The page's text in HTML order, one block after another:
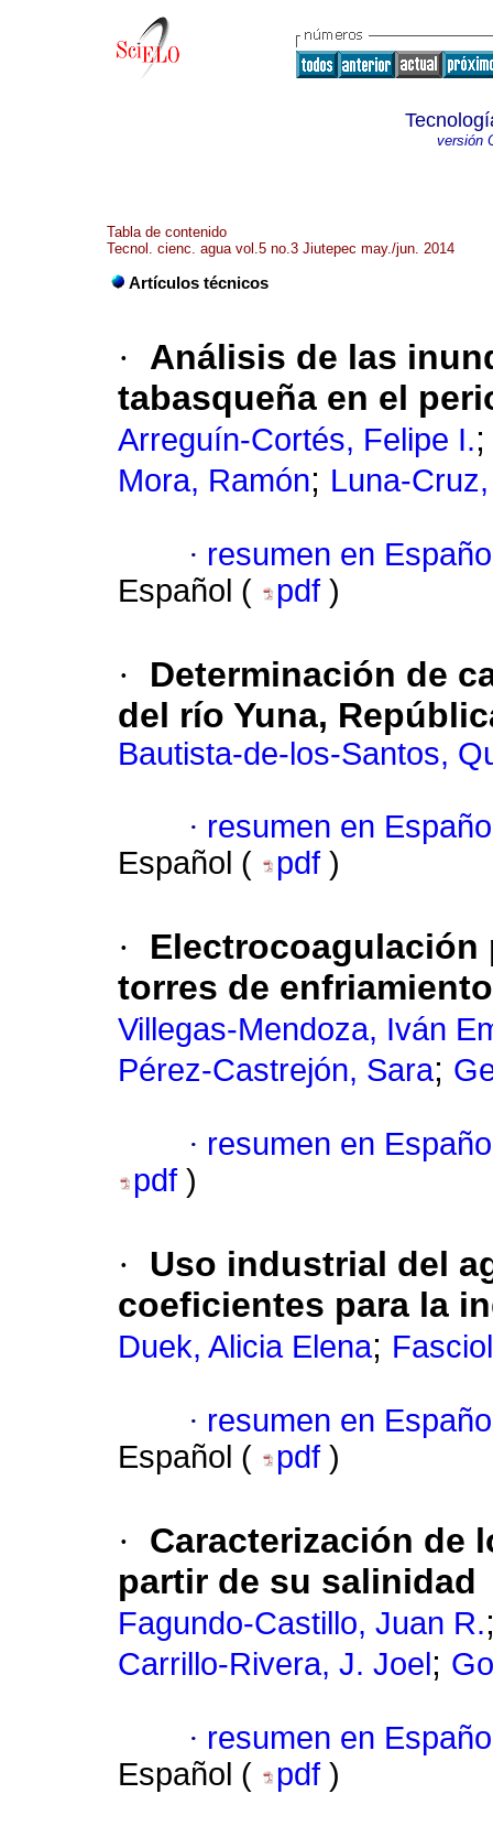
versión
Tabla de contenido
Tecnol. cienc. agua vol.5 no.3 Jiutepec may./jun. 2014
Artículos técnicos
·
Análisis de las
tabasqueña en el
Arreguín-Cortés, Felipe I.
Mora, Ramón; Luna-
· resumen en
Español (
pdf )
·
Determinación de
del río Yuna,
Bautista-de-los-Santos,
· resumen en
Español (
pdf )
·
Electrocoagulación
torres de enfriamiento
Villegas-Mendoza, Iván
Pérez-Castrejón, Sara;
· resumen en
pdf )
·
Uso industrial del
coeficientes para la
Duek, Alicia Elena;
· resumen en
Español (
pdf )
·
Caracterización de
partir de su salinidad
Fagundo-Castillo, Juan R.
Carrillo-Rivera, J. Joel ;
· resumen en
Español (
pdf )